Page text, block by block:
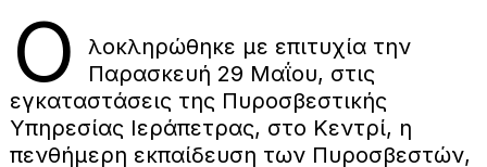
Ο
λοκληρώθηκε με επιτυχία την
Παρασκευή 29 Μαΐου, στις
εγκαταστάσεις της Πυροσβεστικής
Υπηρεσίας Ιεράπετρας, στο Κεντρί, η
πενθήμερη εκπαίδευση των Πυροσβεστών,